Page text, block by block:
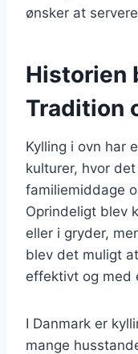
ønsker at
Historien
Tradition
Kylling i ovn har
kulturer, hvor
familiemiddage
Oprindeligt blev
eller i gryder,
blev det muligt
effektivt og med
I Danmark er
mange